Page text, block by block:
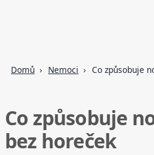
Domů Nemoci Co způsobuje
Co způsobuje
bez horeček